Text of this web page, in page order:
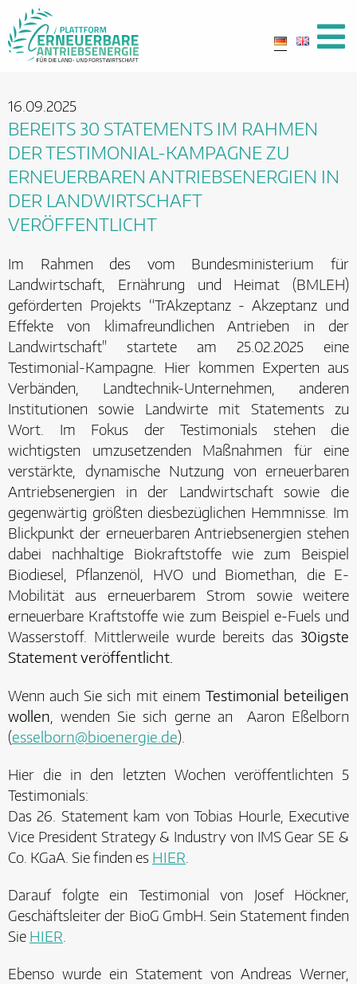
16.09.2025
BEREITS 30 STATEMENTS IM RAHMEN
DER TESTIMONIAL-KAMPAGNE ZU
ERNEUERBAREN ANTRIEBSENERGIEN IN
DER LANDWIRTSCHAFT
VERÖFFENTLICHT
Im Rahmen des vom Bundesministerium für
Landwirtschaft, Ernährung und Heimat (BMLEH)
geförderten Projekts “TrAkzeptanz - Akzeptanz und
Effekte von klimafreundlichen Antrieben in der
Landwirtschaft" startete am 25.02.2025 eine
Testimonial-Kampagne. Hier kommen Experten aus
Verbänden, Landtechnik-Unternehmen, anderen
Institutionen sowie Landwirte mit Statements zu
Wort. Im Fokus der Testimonials stehen die
wichtigsten umzusetzenden Maßnahmen für eine
verstärkte, dynamische Nutzung von erneuerbaren
Antriebsenergien in der Landwirtschaft sowie die
gegenwärtig größten diesbezüglichen Hemmnisse. Im
Blickpunkt der erneuerbaren Antriebsenergien stehen
dabei nachhaltige Biokraftstoffe wie zum Beispiel
Biodiesel, Pflanzenöl, HVO und Biomethan, die E-
Mobilität aus erneuerbarem Strom sowie weitere
erneuerbare Kraftstoffe wie zum Beispiel e-Fuels und
Wasserstoff. Mittlerweile wurde bereits das 30igste
Statement veröffentlicht.
Wenn auch Sie sich mit einem Testimonial beteiligen
wollen , wenden Sie sich gerne an Aaron Eßelborn
(esselborn@bioenergie.de).
Hier die in den letzten Wochen veröffentlichten 5
Testimonials:
Das 26. Statement kam von Tobias Hourle, Executive
Vice President Strategy & Industry von IMS Gear SE &
Co. KGaA. Sie finden es HIER
Darauf folgte ein Testimonial von Josef Höckner,
Geschäftsleiter der BioG GmbH. Sein Statement finden
Sie HIER
Ebenso wurde ein Statement von Andreas Werner,